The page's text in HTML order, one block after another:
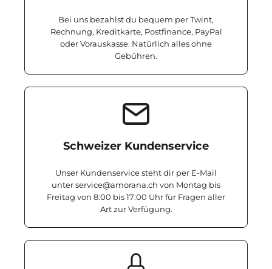
Bei uns bezahlst du bequem per Twint,
Rechnung, Kreditkarte, Postfinance, PayPal
oder Vorauskasse. Natürlich alles ohne
Gebühren.
Schweizer Kundenservice
Unser Kundenservice steht dir per E-Mail
unter service@amorana.ch von Montag bis
Freitag von 8:00 bis 17:00 Uhr für Fragen aller
Art zur Verfügung.